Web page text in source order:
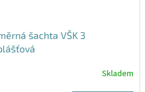
šachta VŠK 3
Skladem